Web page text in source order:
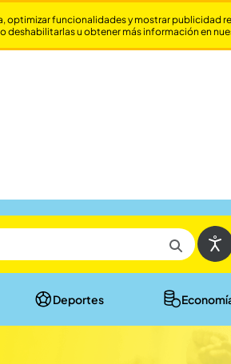
Deportes
funcionalidades y mostrar publicidad
u obtener más información en